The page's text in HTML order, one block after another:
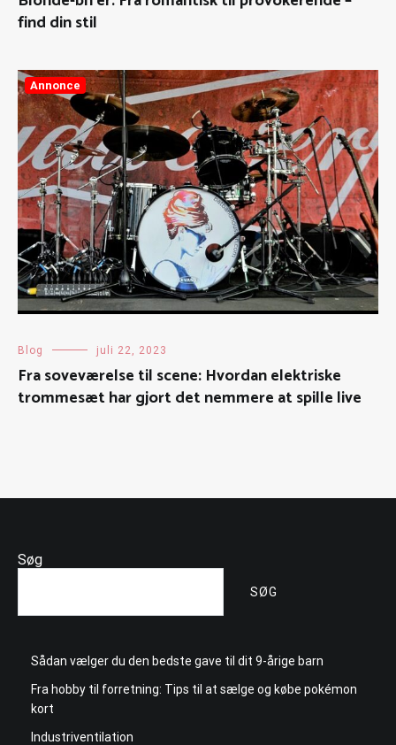
find din stil
Annonce
Blog juli 22, 2023
Fra soveværelse til scene: Hvordan elektriske
trommesæt har gjort det nemmere at spille live
Søg
SØG
Sådan vælger du den bedste gave til dit 9-årige barn
Fra hobby til forretning: Tips til at sælge og købe pokémon
kort
Industriventilation